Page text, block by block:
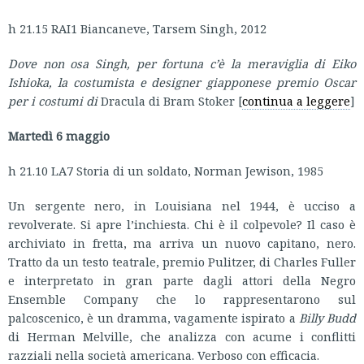
h 21.15 RAI1 Biancaneve, Tarsem Singh, 2012
Dove non osa Singh, per fortuna c’è la meraviglia di Eiko
Ishioka, la costumista e designer giapponese premio Oscar
per i costumi diDracula di Bram Stoker [continua a leggere]
Martedì 6 maggio
h 21.10 LA7 Storia di un soldato, Norman Jewison, 1985
Un sergente nero, in Louisiana nel 1944, è ucciso a
revolverate. Si apre l’inchiesta. Chi è il colpevole? Il caso è
archiviato in fretta, ma arriva un nuovo capitano, nero.
Tratto da un testo teatrale, premio Pulitzer, di Charles Fuller
e interpretato in gran parte dagli attori della Negro
Ensemble Company che lo rappresentarono sul
palcoscenico, è un dramma, vagamente ispirato a Billy Budd
di Herman Melville, che analizza con acume i conflitti
razziali nella società americana. Verboso con efficacia.